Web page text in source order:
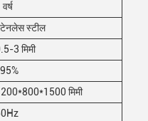
स्टील
3 मिमी
मिमी